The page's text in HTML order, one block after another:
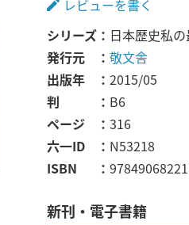
レビューを書く
シリーズ
日本歴史私
発行元
敬文舎
出版年
2015/05
判
B6
ページ
316
六一ID
N53218
ISBN
新刊・電子書籍